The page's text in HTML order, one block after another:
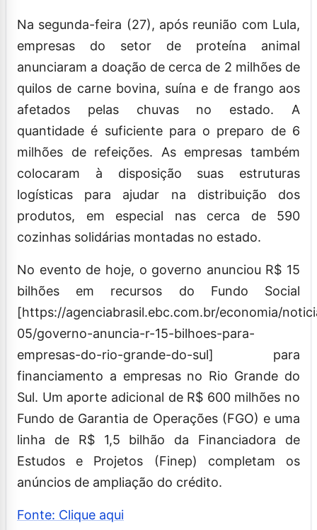
Na segunda-feira (27), após reunião com Lula,
empresas do setor de proteína animal
anunciaram a doação de cerca de 2 milhões de
quilos de carne bovina, suína e de frango aos
afetados pelas chuvas no estado. A
quantidade é suficiente para o preparo de 6
milhões de refeições. As empresas também
colocaram à disposição suas estruturas
logísticas para ajudar na distribuição dos
produtos, em especial nas cerca de 590
cozinhas solidárias montadas no estado.
No evento de hoje, o governo anunciou R$ 15
bilhões em recursos do Fundo Social
[https://agenciabrasil.ebc.com.br/economia/
05/governo-anuncia-r-15-bilhoes-para-
empresas-do-rio-grande-do-sul] para
financiamento a empresas no Rio Grande do
Sul. Um aporte adicional de R$ 600 milhões no
Fundo de Garantia de Operações (FGO) e uma
linha de R$ 1,5 bilhão da Financiadora de
Estudos e Projetos (Finep) completam os
anúncios de ampliação do crédito.
Fonte: Clique aqui